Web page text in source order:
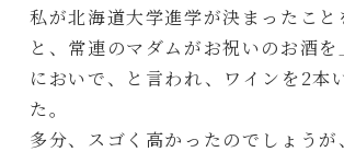
私が北海道大学進学が決まったこと
と、常連のマダムがお祝いのお酒
においで、と言われ、ワインを2本
た。
多分、スゴく高かったのでしょうが